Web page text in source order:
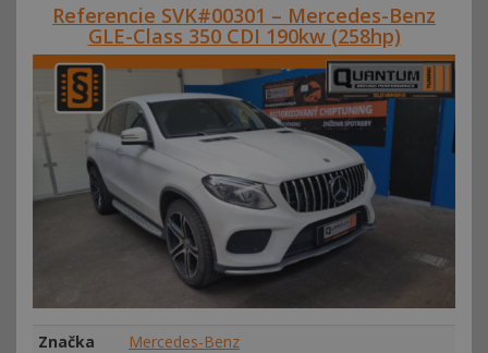
Referencie SVK#00301 – Mercedes-Benz
GLE-Class 350 CDI 190kw (258hp)
Značka
Mercedes-Benz